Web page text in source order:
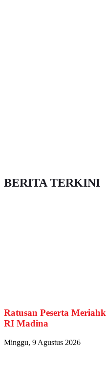
BERITA TERKINI
Ratusan Peserta
RI Madina
Minggu, 9 Agustus 2026